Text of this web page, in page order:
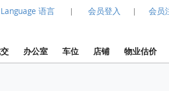
Language 语言 | 会员登入 | 会员
办公室 车位 店铺 物业估价